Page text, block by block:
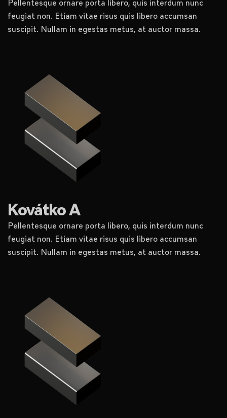
Pellentesque ornare porta libero, quis interdum nunc
feugiat non. Etiam vitae risus quis libero accumsan
suscipit. Nullam in egestas metus, at auctor massa.
Kovátko A
Pellentesque ornare porta libero, quis interdum nunc
feugiat non. Etiam vitae risus quis libero accumsan
suscipit. Nullam in egestas metus, at auctor massa.